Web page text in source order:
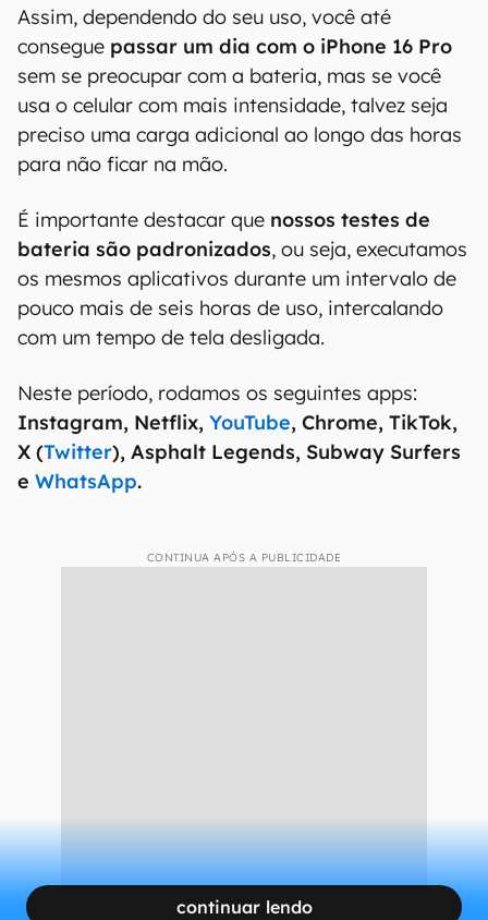
Assim, dependendo do seu uso, você até
consegue passar um dia com o iPhone 16 Pro
sem se preocupar com a bateria, mas se você
usa o celular com mais intensidade, talvez seja
preciso uma carga adicional ao longo das horas
para não ficar na mão.
É importante destacar que nossos testes de
bateria são padronizados, ou seja, executamos
os mesmos aplicativos durante um intervalo de
pouco mais de seis horas de uso, intercalando
com um tempo de tela desligada.
Neste período, rodamos os seguintes apps:
Instagram, Netflix, YouTube, Chrome, TikTok,
X (Twitter), Asphalt Legends, Subway Surfers
e WhatsApp.
CONTINUA APÓS A PUBLICIDADE
continuar lendo